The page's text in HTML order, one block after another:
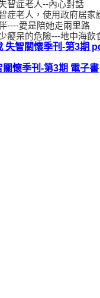
智症老人--內心對話
症老人，使用政府居家
----愛是陪她走兩里路
癡呆的危險---地中海飲
失智關懷季刊-第3期
關懷季刊-第3期 電子書